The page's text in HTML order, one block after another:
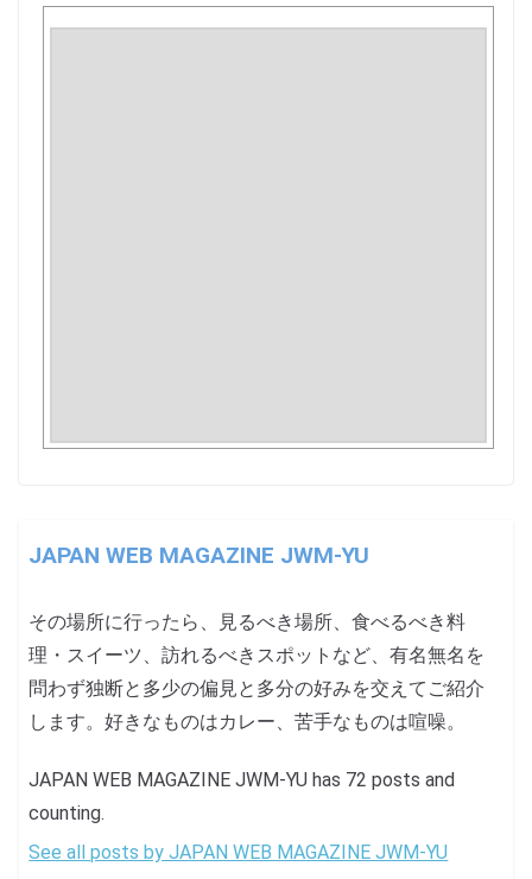
JAPAN WEB MAGAZINE JWM-YU
その場所に行ったら、見るべき場所、食べるべき料
理・スイーツ、訪れるべきスポットなど、有名無名を
問わず独断と多少の偏見と多分の好みを交えてご紹介
します。好きなものはカレー、苦手なものは喧噪。
JAPAN WEB MAGAZINE JWM-YU has 72 posts and
counting.
See all posts by JAPAN WEB MAGAZINE JWM-YU